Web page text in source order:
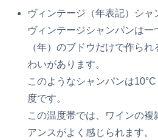
ヴィンテージ（年表記）シャ
ヴィンテージシャンパンは一
（年）のブドウだけで作ら
わいがあります。
このようなシャンパンは
度です。
この温度帯では、ワインの複
アンスがよく感じられます。